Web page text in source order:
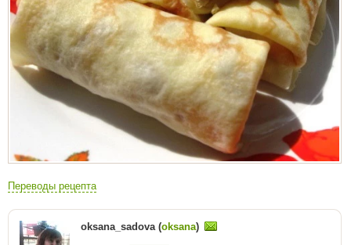
Переводы рецепта
oksana_sadova (oksana)